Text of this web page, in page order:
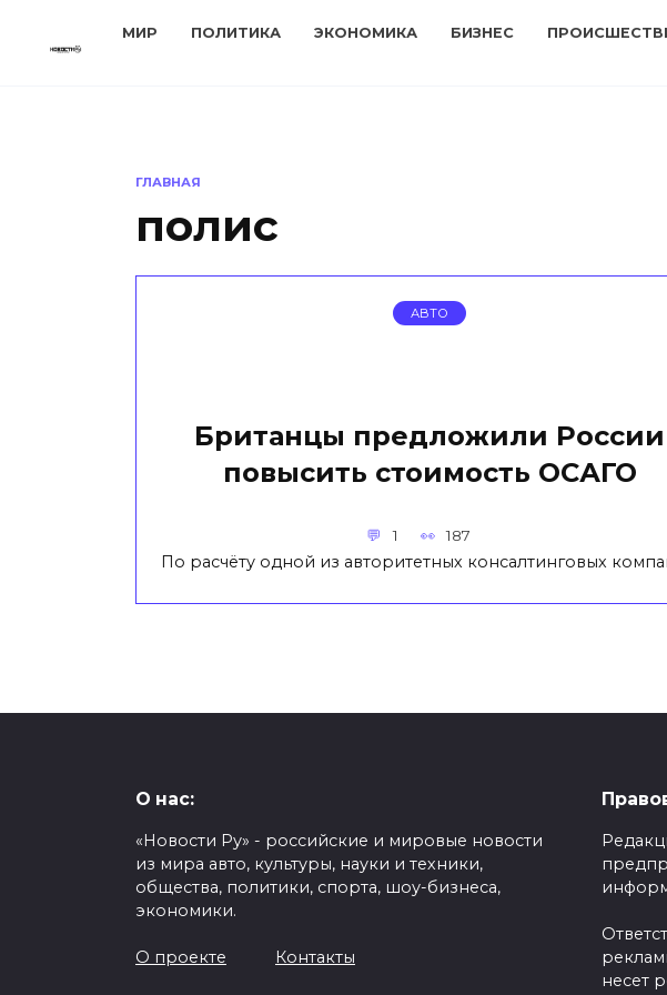
МИР ПОЛИТИКА ЭКОНОМИКА БИЗНЕС
ГЛАВНАЯ
полис
АВТО
Британцы предложили России
повысить стоимость ОСАГО
1 187
По расчёту одной из авторитетных консалтинговых
О нас:
«Новости Ру» - российские и мировые новости
из мира авто, культуры, науки и техники,
общества, политики, спорта, шоу-бизнеса,
экономики.
О проекте Контакты
несет